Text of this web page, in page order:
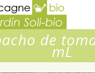
SOLI-
de
mL